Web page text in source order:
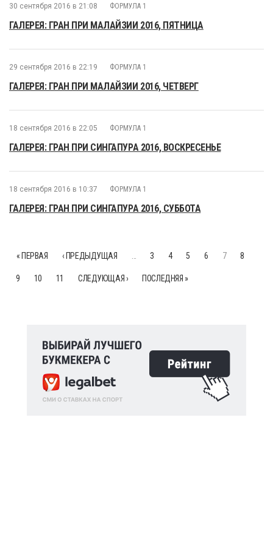
30 сентября 2016 в 21:08 ФОРМУЛА 1
ГАЛЕРЕЯ: ГРАН ПРИ МАЛАЙЗИИ 2016, ПЯТНИЦА
29 сентября 2016 в 22:19 ФОРМУЛА 1
ГАЛЕРЕЯ: ГРАН ПРИ МАЛАЙЗИИ 2016, ЧЕТВЕРГ
18 сентября 2016 в 22:05 ФОРМУЛА 1
ГАЛЕРЕЯ: ГРАН ПРИ СИНГАПУРА 2016, ВОСКРЕСЕНЬЕ
18 сентября 2016 в 10:37 ФОРМУЛА 1
ГАЛЕРЕЯ: ГРАН ПРИ СИНГАПУРА 2016, СУББОТА
« ПЕРВАЯ ‹ ПРЕДЫДУЩАЯ 3 4 5 6 7 8
9 10 11 СЛЕДУЮЩАЯ › ПОСЛЕДНЯЯ »